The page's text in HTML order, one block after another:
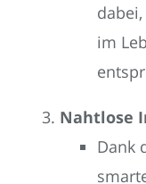
im
Nahtlose
Dank